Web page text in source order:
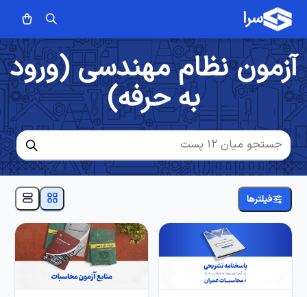
سرا
آزمون نظام مهندسی (ورود
به حرفه)
فیلترها